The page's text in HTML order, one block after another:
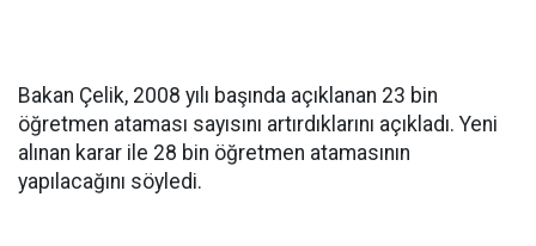
Bakan Çelik, 2008 yılı başında açıklanan 23 bin
öğretmen ataması sayısını artırdıklarını açıkladı. Yeni
alınan karar ile 28 bin öğretmen atamasının
yapılacağını söyledi.